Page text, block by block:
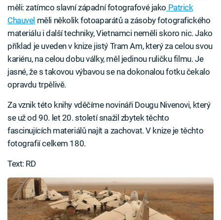
měli: zatímco slavní západní fotografové jako Patrick
Chauvel měli několik fotoaparátů a zásoby fotografického
materiálu i další techniky, Vietnamci neměli skoro nic. Jako
příklad je uveden v knize jistý Tram Am, který za celou svou
kariéru, na celou dobu války, měl jedinou ruličku filmu. Je
jasné, že s takovou výbavou se na dokonalou fotku čekalo
opravdu trpělivě.
Za vznik této knihy vděčíme novináři Dougu Nivenovi, který
se už od 90. let 20. století snažil zbytek těchto
fascinujících materiálů najít a zachovat. V knize je těchto
fotografií celkem 180.
Text: RD